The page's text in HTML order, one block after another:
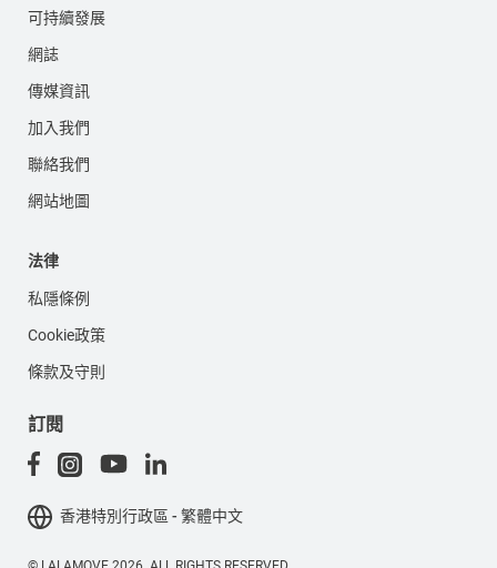
可持續發展
網誌
傳媒資訊
加入我們
聯絡我們
網站地圖
法律
私隱條例
Cookie政策
條款及守則
訂閱
香港特別行政區 - 繁體中文